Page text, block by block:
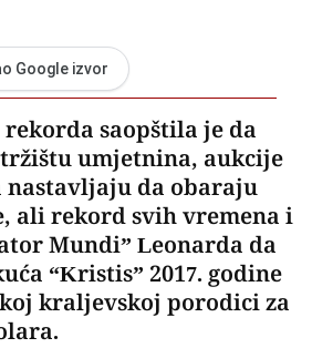
Google izvor
saopštila je da
umjetnina, aukcije
da obaraju
ali rekord svih vremena i
Mundi” Leonarda da
“Kristis” 2017. godine
kraljevskoj porodici za